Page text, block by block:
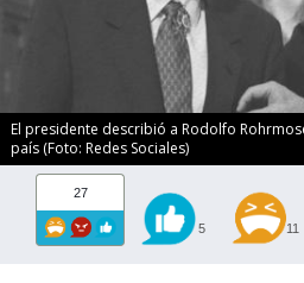
El presidente describió a Rodolfo
país (Foto: Redes Sociales)
27
5 11